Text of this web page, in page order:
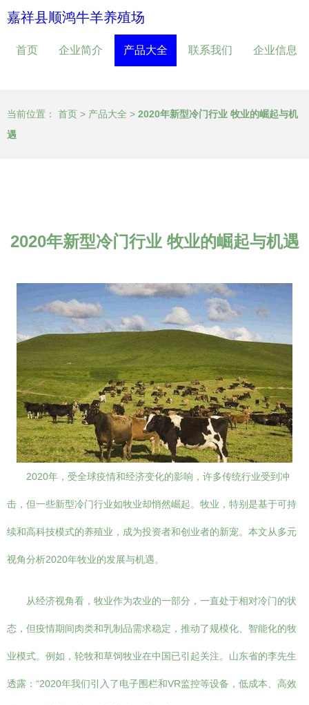
嘉祥县顺鸿牛羊养殖场
首页 企业简介 产品大全 联系我们 企业信息
当前位置： 首页 > 产品大全 > 2020年新型冷门行业 牧业的崛起与机
遇
2020年新型冷门行业 牧业的崛起与机遇
2020年，受全球疫情和经济变化的影响，许多传统行业受到冲
击，但一些新型冷门行业如牧业却悄然崛起。牧业，特别是基于可持
续和高科技模式的养殖业，成为投资者和创业者的新宠。本文从多元
视角分析2020年牧业的发展与机遇。
从经济视角看，牧业作为农业的一部分，一直处于相对冷门的状
态，但疫情期间肉类和乳制品需求稳定，推动了规模化、智能化的牧
业模式。例如，轮牧和草饲牧业在中国已引起关注。山东省的李先生
透露：“2020年我们引入了电子围栏和VR监控等设备，低成本、高效